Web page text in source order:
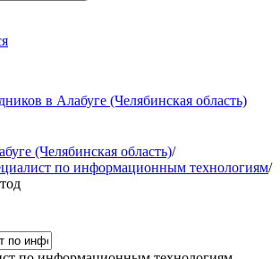
в Алабуге (Челябинская область)
(Челябинская область)/
по информационным технологиям/